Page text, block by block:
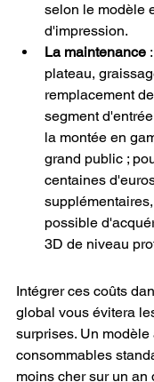
selon le modèle
d'impression.
La maintenance
plateau,
remplacement
segment
la montée en
grand public ;
centaines
possible
3D de niveau
Intégrer ces coûts
global vous évitera
surprises. Un
consommables
moins cher sur un an